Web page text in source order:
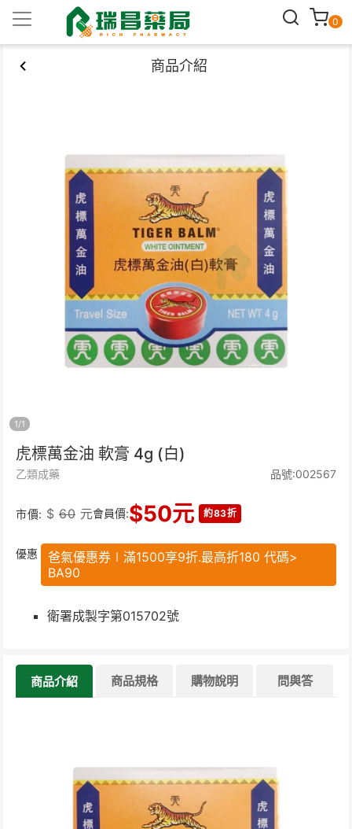
0
商品介紹
1/1
虎標萬金油 軟膏 4g (白)
乙類成藥 品號:002567
市價: $ 60 元會員價:$50元 約83折
優惠
爸氣優惠券∣滿1500享9折.最高折180 代碼>
BA90
衛署成製字第015702號
商品介紹 商品規格 購物說明 問與答